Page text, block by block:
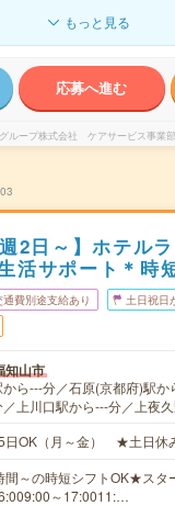
もっと見る
応募へ進む
ループ株式会社 ケアサービス事業
2日～】ホテル
活サポート＊時
通費別途支給あり 土日祝日
知山市
ら---分／石原(京都府)駅か
上川口駅から---分／上夜
日OK（月～金） ★土日休
～の時短シフトOK★スタ
～17:0011:…